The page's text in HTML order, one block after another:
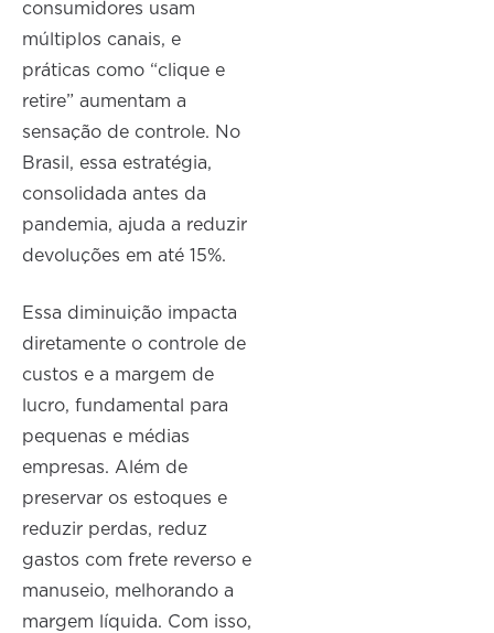
consumidores usam
múltiplos canais, e
práticas como “clique e
retire” aumentam a
sensação de controle. No
Brasil, essa estratégia,
consolidada antes da
pandemia, ajuda a reduzir
devoluções em até 15%.
Essa diminuição impacta
diretamente o controle de
custos e a margem de
lucro, fundamental para
pequenas e médias
empresas. Além de
preservar os estoques e
reduzir perdas, reduz
gastos com frete reverso e
manuseio, melhorando a
margem líquida. Com isso,